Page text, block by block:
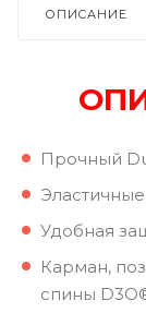
ОПИСАНИЕ
Прочный
Удобная
Карман,
спины